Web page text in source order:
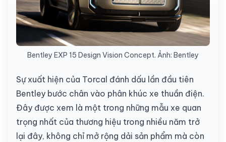
Bentley EXP 15 Design Vision Concept. Ảnh: Bentley
Sự xuất hiện của Torcal đánh dấu lần đầu tiên
Bentley bước chân vào phân khúc xe thuần điện.
Đây được xem là một trong những mẫu xe quan
trọng nhất của thương hiệu trong nhiều năm trở
lại đây, không chỉ mở rộng dải sản phẩm mà còn